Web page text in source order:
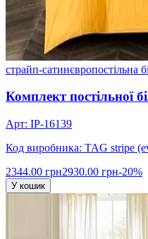
страйп-сатинєвропостільна
Комплект постільної
Арт: IP-16139
Код виробника: TAG stripe
2344.00 грн2930.00 грн-20%
У кошик